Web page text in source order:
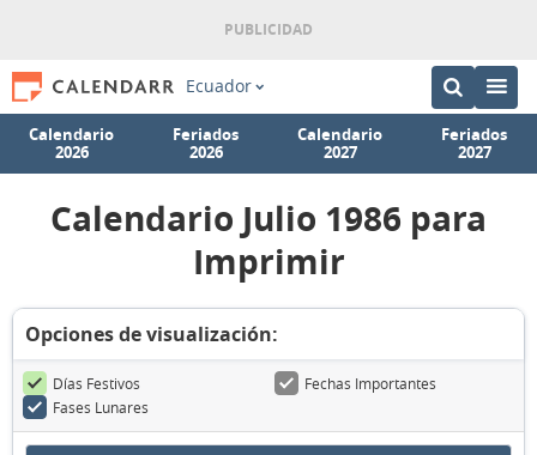
Ecuador
Calendario
2026
Feriados
2026
Calendario
2027
Feriados
2027
Calendario Julio 1986 para
Imprimir
Opciones de visualización:
Días Festivos
Fechas Importantes
Fases Lunares